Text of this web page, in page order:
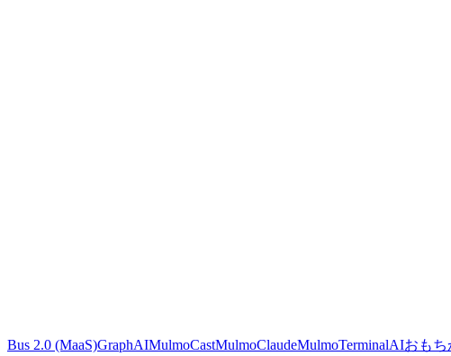
Bus 2.0 (MaaS)GraphAIMulmoCastMulmoClaudeMulmoTerminalAIおもち